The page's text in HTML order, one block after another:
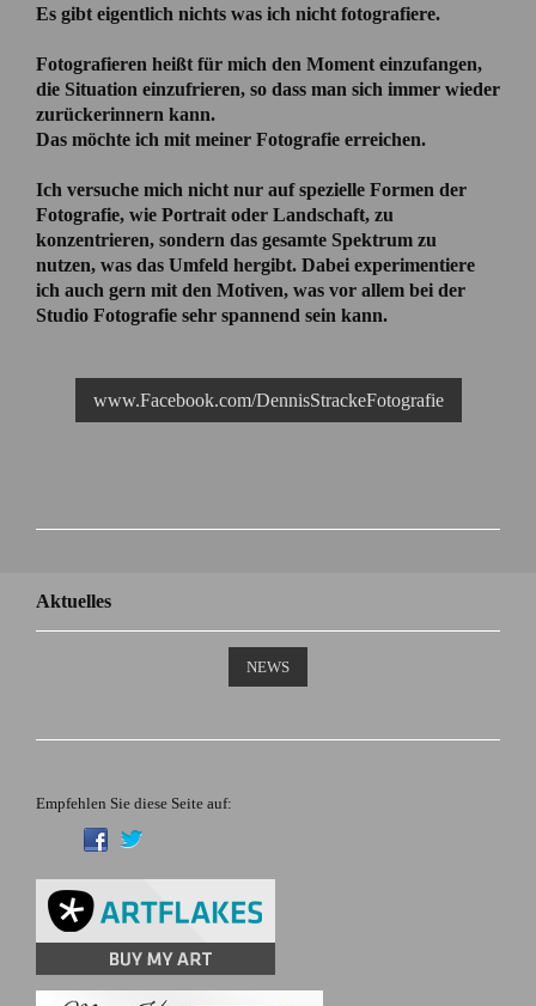
Es gibt eigentlich nichts was ich nicht fotografiere.
Fotografieren heißt für mich den Moment einzufangen,
die Situation einzufrieren, so dass man sich immer wieder
zurückerinnern kann.
Das möchte ich mit meiner Fotografie erreichen.
Ich versuche mich nicht nur auf spezielle Formen der
Fotografie, wie Portrait oder Landschaft, zu
konzentrieren, sondern das gesamte Spektrum zu
nutzen, was das Umfeld hergibt. Dabei experimentiere
ich auch gern mit den Motiven, was vor allem bei der
Studio Fotografie sehr spannend sein kann.
www.Facebook.com/DennisStrackeFotografie
Aktuelles
NEWS
Empfehlen Sie diese Seite auf: